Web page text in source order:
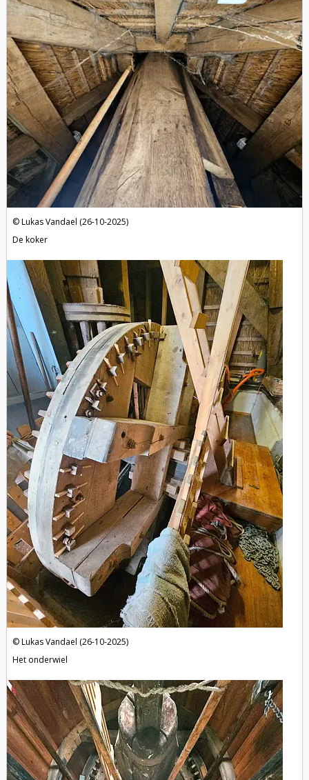
Lukas Vandael (26-10-2025)
De koker
Lukas Vandael (26-10-2025)
Het onderwiel